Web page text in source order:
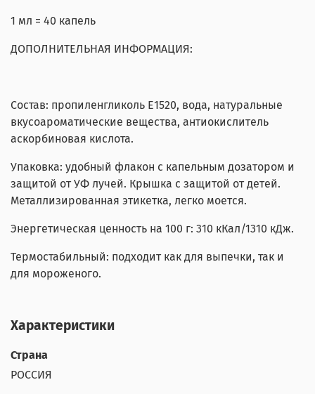
1 мл = 40 капель
ДОПОЛНИТЕЛЬНАЯ ИНФОРМАЦИЯ:
Состав: пропиленгликоль Е1520, вода, натуральные
вкусоароматические вещества, антиокислитель
аскорбиновая кислота.
Упаковка: удобный флакон с капельным дозатором и
защитой от УФ лучей. Крышка с защитой от детей.
Металлизированная этикетка, легко моется.
Энергетическая ценность на 100 г: 310 кКал/1310 кДж.
Термостабильный: подходит как для выпечки, так и
для мороженого.
Характеристики
Страна
РОССИЯ